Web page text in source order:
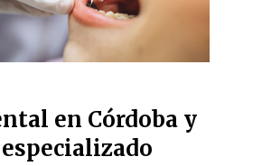
en Córdoba y